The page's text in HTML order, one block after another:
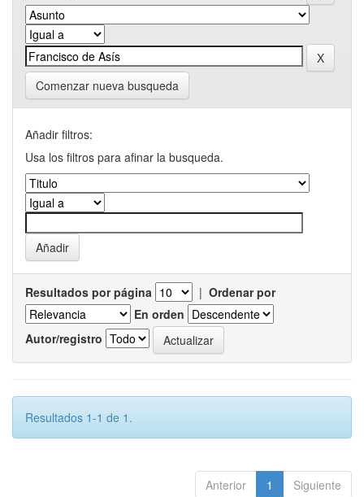
Comenzar nueva busqueda
Añadir filtros:
Usa los filtros para afinar la busqueda.
Resultados por página | Ordenar por
En orden
Autor/registro
Resultados 1-1 de 1.
Anterior 1 Siguiente